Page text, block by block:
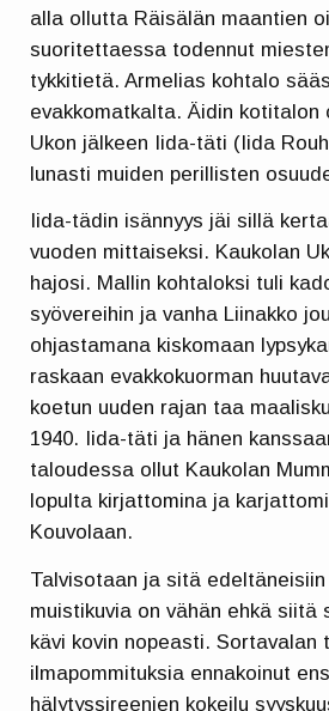
alla ollutta Räisälän maantien
suoritettaessa todennut
tykkitietä. Armelias kohtalo
evakkomatkalta. Äidin kotitalon
Ukon jälkeen Iida-täti (Iida
lunasti muiden perillisten
Iida-tädin isännyys jäi sillä
vuoden mittaiseksi. Kaukolan
hajosi. Mallin kohtaloksi tuli
syövereihin ja vanha Liinakko
ohjastamana kiskomaan
raskaan evakkokuorman
koetun uuden rajan taa
1940. Iida-täti ja hänen
taloudessa ollut Kaukolan
lopulta kirjattomina ja
Kouvolaan.
Talvisotaan ja sitä
muistikuvia on vähän ehkä siitä
kävi kovin nopeasti. Sortavalan
ilmapommituksia ennakoinut
hälytyssireenien kokeilu